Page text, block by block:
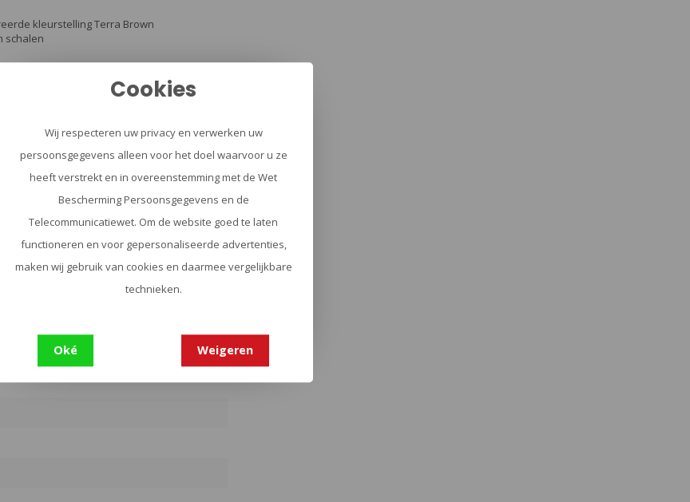
kleurstelling Terra Brown
schalen
Cookies
Wij respecteren uw privacy en verwerken uw
persoonsgegevens alleen voor het doel waarvoor u ze
heeft verstrekt en in overeenstemming met de Wet
Bescherming Persoonsgegevens en de
Telecommunicatiewet. Om de website goed te laten
functioneren en voor gepersonaliseerde advertenties,
maken wij gebruik van cookies en daarmee vergelijkbare
technieken.
Oké Weigeren